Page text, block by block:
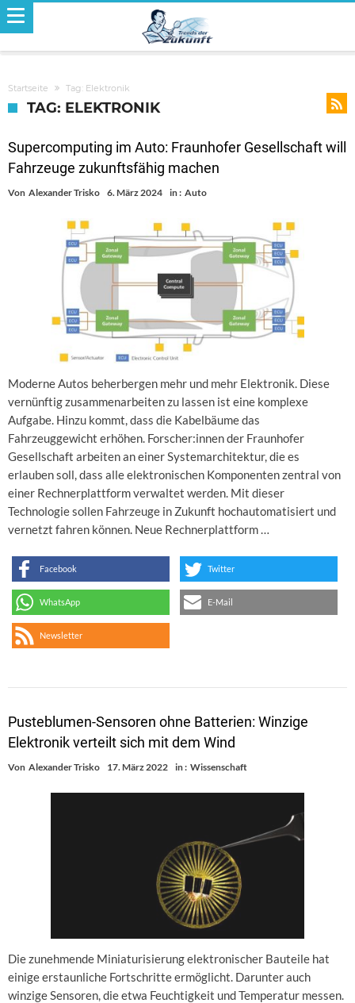
Startseite Tag: Elektronik
TAG: ELEKTRONIK
Supercomputing im Auto: Fraunhofer Gesellschaft will
Fahrzeuge zukunftsfähig machen
Von Alexander Trisko 6. März 2024 in : Auto
Moderne Autos beherbergen mehr und mehr Elektronik. Diese
vernünftig zusammenarbeiten zu lassen ist eine komplexe
Aufgabe. Hinzu kommt, dass die Kabelbäume das
Fahrzeuggewicht erhöhen. Forscher:innen der Fraunhofer
Gesellschaft arbeiten an einer Systemarchitektur, die es
erlauben soll, dass alle elektronischen Komponenten zentral von
einer Rechnerplattform verwaltet werden. Mit dieser
Technologie sollen Fahrzeuge in Zukunft hochautomatisiert und
vernetzt fahren können. Neue Rechnerplattform …
Facebook Twitter
WhatsApp E-Mail
Newsletter
Pusteblumen-Sensoren ohne Batterien: Winzige
Elektronik verteilt sich mit dem Wind
Von Alexander Trisko 17. März 2022 in : Wissenschaft
Die zunehmende Miniaturisierung elektronischer Bauteile hat
einige erstaunliche Fortschritte ermöglicht. Darunter auch
winzige Sensoren, die etwa Feuchtigkeit und Temperatur messen.